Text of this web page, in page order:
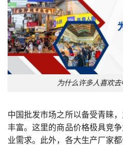
为什么许多人喜欢去
中国批发市场之所以备受青睐
丰富。这里的商品价格极具竞
业需求。此外，各大生产厂家